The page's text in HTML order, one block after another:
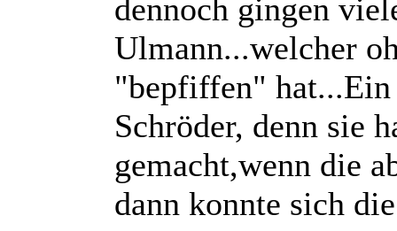
dennoch gingen
Ulmann...welcher
"bepfiffen" hat...Ein
Schröder, denn sie
gemacht,wenn die
dann konnte sich